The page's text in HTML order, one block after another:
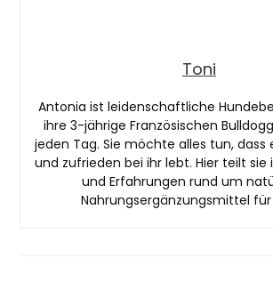
Toni
Antonia ist leidenschaftliche
ihre 3-jährige Französischen
jeden Tag. Sie möchte alles tun, dass
und zufrieden bei ihr lebt. Hier teilt sie
und Erfahrungen rund um
Nahrungsergänzungsmittel für